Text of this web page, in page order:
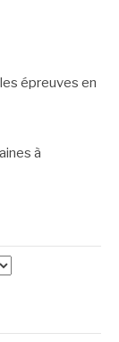
épreuves en
à